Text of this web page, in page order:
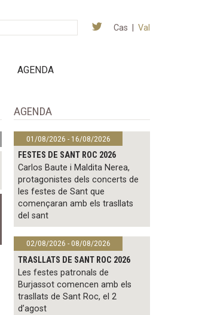
Cas Val
AGENDA
AGENDA
01/08/2026 - 16/08/2026
FESTES DE SANT ROC 2026
Carlos Baute i Maldita Nerea,
protagonistes dels concerts de
les festes de Sant que
començaran amb els trasllats
del sant
02/08/2026 - 08/08/2026
TRASLLATS DE SANT ROC 2026
Les festes patronals de
Burjassot comencen amb els
trasllats de Sant Roc, el 2
d’agost